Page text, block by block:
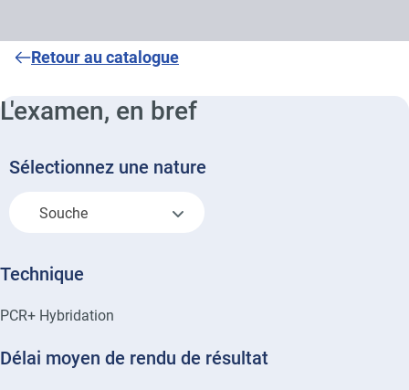
Retour au catalogue
L'examen, en bref
Sélectionnez une nature
Souche
Technique
PCR+ Hybridation
Délai moyen de rendu de résultat